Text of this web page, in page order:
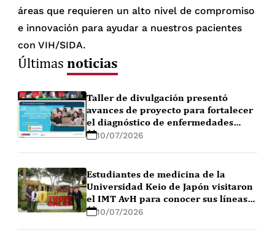
áreas que requieren un alto nivel de compromiso
e innovación para ayudar a nuestros pacientes
con VIH/SIDA.
Últimasnoticias
Taller de divulgación presentó
avances de proyecto para fortalecer
el diagnóstico de enfermedades
febriles en la Amazonía peruana
10/07/2026
Estudiantes de medicina de la
Universidad Keio de Japón visitaron
el IMT AvH para conocer sus líneas
de investigación
10/07/2026